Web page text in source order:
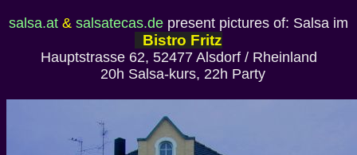
salsa.at & salsatecas.de present pictures of: Salsa im
Bistro Fritz
Hauptstrasse 62, 52477 Alsdorf / Rheinland
20h Salsa-kurs, 22h Party